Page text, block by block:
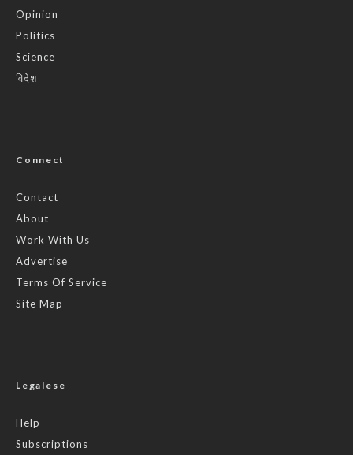
Opinion
Politics
Science
विदेश
Connect
Contact
About
Work With Us
Advertise
Terms Of Service
Site Map
Legalese
Help
Subscriptions